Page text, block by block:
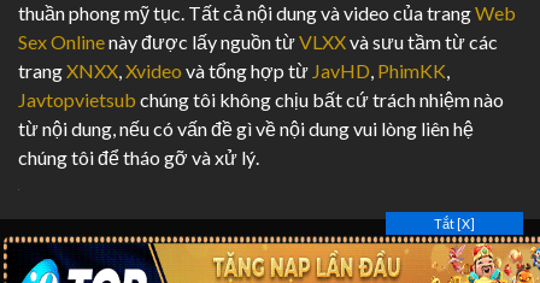
thuần phong mỹ tục. Tất cả nội dung và video của trangWeb
Sex Onlinenày được lấy nguồn từVLXXvà sưu tầm từ các
trangXNXX,Xvideo và tổng hợp từ JavHD, PhimKK,
Javtopvietsub chúng tôi không chịu bất cứ trách nhiệm nào
từ nội dung, nếu có vấn đề gì về nội dung vui lòng liên hệ
chúng tôi để tháo gỡ và xử lý.
Tắt [X]